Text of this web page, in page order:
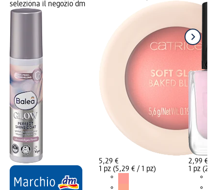
seleziona il negozio dm
5,29 €
1 pz (5,29 € / 1 pz)
2,99 €
1 pz